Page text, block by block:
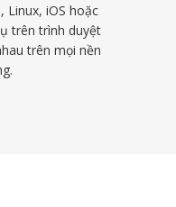
Linux, iOS hoặc
trên trình duyệt
trên mọi nền